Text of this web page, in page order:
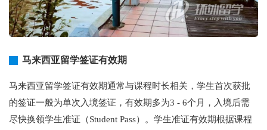
马来西亚留学签证有效期
马来西亚留学签证有效期通常与课程时长相关，学生首次获批
的签证一般为单次入境签证，有效期多为3 - 6个月，入境后需
尽快换领学生准证（Student Pass）。学生准证有效期根据课程